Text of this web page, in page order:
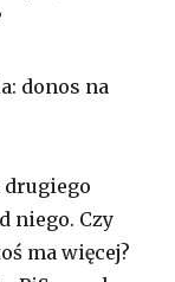
drugiego
niego. Czy
ma więcej?